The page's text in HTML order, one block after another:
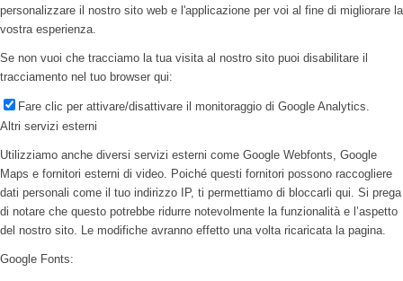
personalizzare il nostro sito web e l'applicazione per voi al fine di migliorare la
vostra esperienza.
Se non vuoi che tracciamo la tua visita al nostro sito puoi disabilitare il
tracciamento nel tuo browser qui:
Fare clic per attivare/disattivare il monitoraggio di Google Analytics.
Altri servizi esterni
Utilizziamo anche diversi servizi esterni come Google Webfonts, Google
Maps e fornitori esterni di video. Poiché questi fornitori possono raccogliere
dati personali come il tuo indirizzo IP, ti permettiamo di bloccarli qui. Si prega
di notare che questo potrebbe ridurre notevolmente la funzionalità e l’aspetto
del nostro sito. Le modifiche avranno effetto una volta ricaricata la pagina.
Google Fonts: